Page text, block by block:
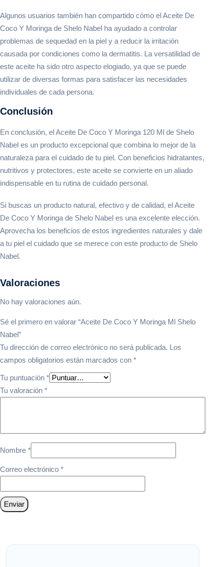
Algunos usuarios también han compartido cómo el Aceite De
Coco Y Moringa de Shelo Nabel ha ayudado a controlar
problemas de sequedad en la piel y a reducir la irritación
causada por condiciones como la dermatitis. La versatilidad de
este aceite ha sido otro aspecto elogiado, ya que se puede
utilizar de diversas formas para satisfacer las necesidades
individuales de cada persona.
Conclusión
En conclusión, el Aceite De Coco Y Moringa 120 Ml de Shelo
Nabel es un producto excepcional que combina lo mejor de la
naturaleza para el cuidado de tu piel. Con beneficios hidratantes,
nutritivos y protectores, este aceite se convierte en un aliado
indispensable en tu rutina de cuidado personal.
Si buscas un producto natural, efectivo y de calidad, el Aceite
De Coco Y Moringa de Shelo Nabel es una excelente elección.
Aprovecha los beneficios de estos ingredientes naturales y dale
a tu piel el cuidado que se merece con este producto de Shelo
Nabel.
Valoraciones
No hay valoraciones aún.
Sé el primero en valorar “Aceite De Coco Y Moringa Ml Shelo
Nabel”
Tu dirección de correo electrónico no será publicada. Los
campos obligatorios están marcados con *
Tu puntuación *
Tu valoración *
Nombre *
Correo electrónico *